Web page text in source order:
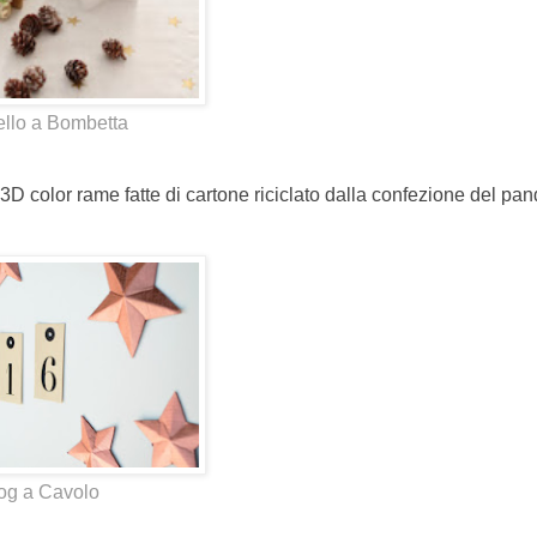
a Bombetta
color rame fatte di cartone riciclato dalla confezione del
a Cavolo